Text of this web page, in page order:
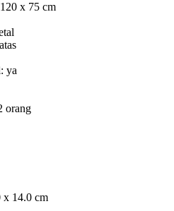
x 75 сm
уа
оrаng
x 14.0 сm